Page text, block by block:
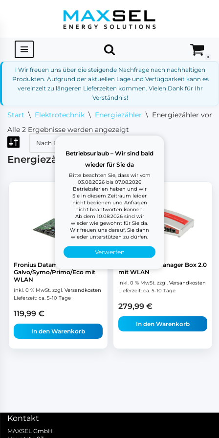
Betriebsurlaub – Wir sind bald
wieder für Sie da
Bitte beachten Sie, dass wir vom
03.08.2026 bis 07.08.2026
Betriebsferien haben und wir
Sie in diesem Zeitraum leider
nicht bedienen und Anfragen
nicht beantworten können.
Ab dem 10.08.2026 sind wir
wieder wie gewohnt für Sie da.
Wir freuen uns darauf, Sie dann
wieder unterstützen zu dürfen.
Verwerfen
springen
0
ℹ️ Wir freuen uns über die steigende Nachfrage nach nachhaltigen
Produkten. Aufgrund der aktuellen Lage und Verfügbarkeit kann es
vereinzelt zu längeren Lieferzeiten kommen. Vielen Dank für Ihr
Verständnis!
Start \ Elektrotechnik \ Energiezähler \ Energiezähler von
Alle 2 Ergebnisse werden angezeigt
Energiezähler von Fronius
Fronius Datamanager 2.0 für
Galvo/Symo/Primo/Eco mit
WLAN
inkl. 0 % MwSt. zzgl. Versandkosten
Lieferzeit: ca. 5-10 Tage
119,99 €
In den Warenkorb
Fronius Datamanager Box 2.0
mit WLAN
inkl. 0 % MwSt. zzgl. Versandkosten
Lieferzeit: ca. 5-10 Tage
279,99 €
In den Warenkorb
Kontakt
MAXSEL GmbH